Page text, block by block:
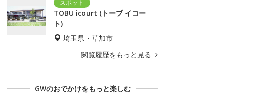
TOBU icourt (トーブ イコー
ト)
埼玉県・草加市
閲覧履歴をもっと見る
GWのおでかけをもっと楽しむ